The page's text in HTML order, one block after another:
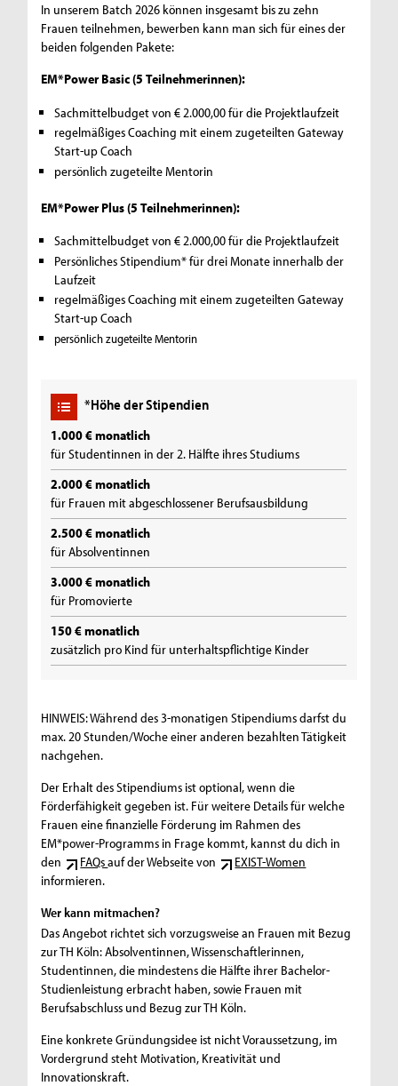
In unserem Batch 2026 können insgesamt bis zu zehn
Frauen teilnehmen, bewerben kann man sich für eines der
beiden folgenden Pakete:
EM*Power Basic (5 Teilnehmerinnen):
Sachmittelbudget von € 2.000,00 für die Projektlaufzeit
regelmäßiges Coaching mit einem zugeteilten Gateway
Start-up Coach
persönlich zugeteilte Mentorin
EM*Power Plus (5 Teilnehmerinnen):
Sachmittelbudget von € 2.000,00 für die Projektlaufzeit
Persönliches Stipendium* für drei Monate innerhalb der
Laufzeit
regelmäßiges Coaching mit einem zugeteilten Gateway
Start-up Coach
persönlich zugeteilte Mentorin
*Höhe der Stipendien
1.000 € monatlich
für Studentinnen in der 2. Hälfte ihres Studiums
2.000 € monatlich
für Frauen mit abgeschlossener Berufsausbildung
2.500 € monatlich
für Absolventinnen
3.000 € monatlich
für Promovierte
150 € monatlich
zusätzlich pro Kind für unterhaltspflichtige Kinder
HINWEIS: Während des 3-monatigen Stipendiums darfst du
max. 20 Stunden/Woche einer anderen bezahlten Tätigkeit
nachgehen.
Der Erhalt des Stipendiums ist optional, wenn die
Förderfähigkeit gegeben ist. Für weitere Details für welche
Frauen eine finanzielle Förderung im Rahmen des
EM*power-Programms in Frage kommt, kannst du dich in
den
FAQsauf der Webseite von
EXIST-Women
informieren.
Wer kann mitmachen?
Das Angebot richtet sich vorzugsweise an Frauen mit Bezug
zur TH Köln: Absolventinnen, Wissenschaftlerinnen,
Studentinnen, die mindestens die Hälfte ihrer Bachelor-
Studienleistung erbracht haben, sowie Frauen mit
Berufsabschluss und Bezug zur TH Köln.
Eine konkrete Gründungsidee ist nicht Voraussetzung, im
Vordergrund steht Motivation, Kreativität und
Innovationskraft.